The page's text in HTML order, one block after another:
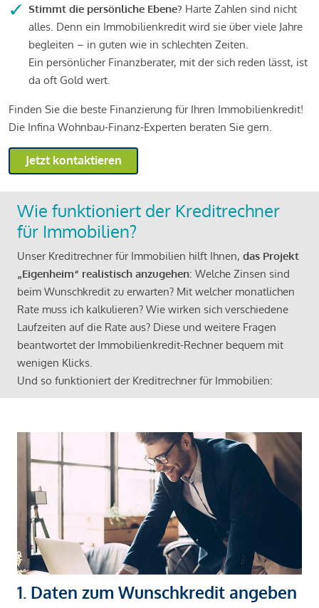
Stimmt die persönliche Ebene? Harte Zahlen sind nicht
alles. Denn ein Immobilienkredit wird sie über viele Jahre
begleiten – in guten wie in schlechten Zeiten.
Ein persönlicher Finanzberater, mit der sich reden lässt, ist
da oft Gold wert.
Finden Sie die beste Finanzierung für Ihren Immobilienkredit!
Die Infina Wohnbau-Finanz-Experten beraten Sie gern.
Jetzt kontaktieren
Wie funktioniert der Kreditrechner
für Immobilien?
Unser Kreditrechner für Immobilien hilft Ihnen, das Projekt
„Eigenheim“ realistisch anzugehen: Welche Zinsen sind
beim Wunschkredit zu erwarten? Mit welcher monatlichen
Rate muss ich kalkulieren? Wie wirken sich verschiedene
Laufzeiten auf die Rate aus? Diese und weitere Fragen
beantwortet der Immobilienkredit-Rechner bequem mit
wenigen Klicks.
Und so funktioniert der Kreditrechner für Immobilien:
1. Daten zum Wunschkredit angeben